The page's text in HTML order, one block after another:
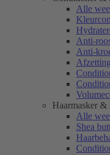
Alle
Anti-
Anti-
Haarmasker &
Alle
Shea